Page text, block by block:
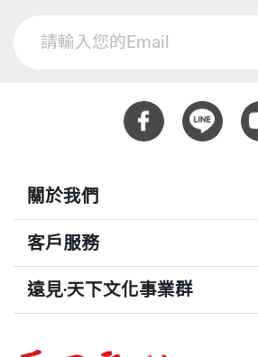
關於我們
客戶服務
遠見‧天下文化事業群